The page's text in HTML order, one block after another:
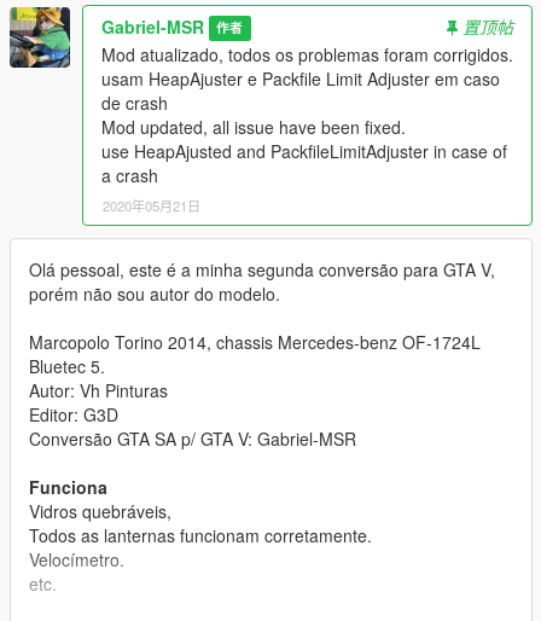
Gabriel-MSR 作者
置顶帖
Mod atualizado, todos os problemas foram corrigidos.
usam HeapAjuster e Packfile Limit Adjuster em caso
de crash
Mod updated, all issue have been fixed.
use HeapAjusted and PackfileLimitAdjuster in case of
a crash
2020年05月21日
Olá pessoal, este é a minha segunda conversão para GTA V,
porém não sou autor do modelo.
Marcopolo Torino 2014, chassis Mercedes-benz OF-1724L
Bluetec 5.
Autor: Vh Pinturas
Editor: G3D
Conversão GTA SA p/ GTA V: Gabriel-MSR
Funciona
Vidros quebráveis,
Todos as lanternas funcionam corretamente.
Velocímetro.
etc.